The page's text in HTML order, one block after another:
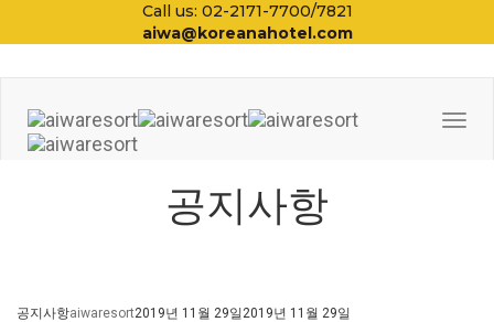
Call us: 02-2171-7700/7821
aiwa@koreanahotel.com
공지사항
공지사항aiwaresort2019년 11월 29일2019년 11월 29일